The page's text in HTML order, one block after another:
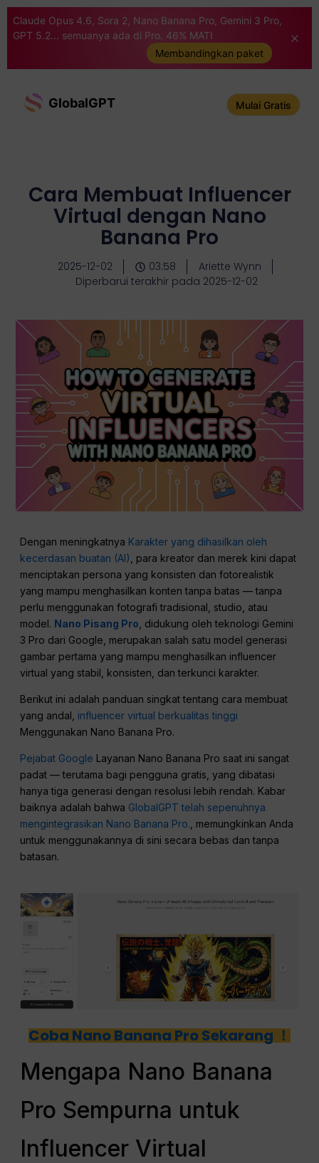
Claude Opus 4.6, Sora 2, Nano Banana Pro, Gemini 3 Pro,
GPT 5.2... semuanya ada di Pro. 46% MATI
Membandingkan paket
GlobalGPT Mulai Gratis
Cara Membuat Influencer
Virtual dengan Nano
Banana Pro
2025-12-02 03:58
Ariette Wynn
Diperbarui terakhir pada 2025-12-02
Dengan meningkatnya Karakter yang dihasilkan oleh
kecerdasan buatan (AI)
, para kreator dan merek kini dapat
menciptakan persona yang konsisten dan fotorealistik
yang mampu menghasilkan konten tanpa batas — tanpa
perlu menggunakan fotografi tradisional, studio, atau
model. Nano Pisang Pro , didukung oleh teknologi Gemini
3 Pro dari Google, merupakan salah satu model generasi
gambar pertama yang mampu menghasilkan influencer
virtual yang stabil, konsisten, dan terkunci karakter.
Berikut ini adalah panduan singkat tentang cara membuat
yang andal, influencer virtual berkualitas tinggi
Menggunakan Nano Banana Pro.
Pejabat Google Layanan Nano Banana Pro saat ini sangat
padat — terutama bagi pengguna gratis, yang dibatasi
hanya tiga generasi dengan resolusi lebih rendah. Kabar
baiknya adalah bahwa GlobalGPT telah sepenuhnya
mengintegrasikan Nano Banana Pro., memungkinkan Anda
untuk menggunakannya di sini secara bebas dan tanpa
batasan.
Coba Nano Banana Pro Sekarang ！
Mengapa Nano Banana
Pro Sempurna untuk
Influencer Virtual